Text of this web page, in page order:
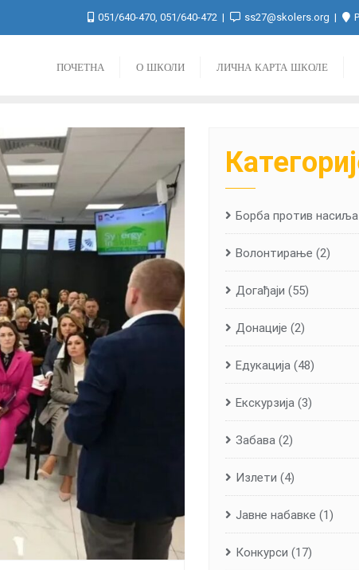
051/640-470, 051/640-472 ss27@skolers.org
ПОЧЕТНА О ШКОЛИ ЛИЧНА КАРТА ШКОЛЕ
Борба против насиља
Волонтирање (2)
Догађаји (55)
Донације (2)
Едукација (48)
Екскурзија (3)
Забава (2)
Излети (4)
Јавне набавке (1)
Конкурси (17)